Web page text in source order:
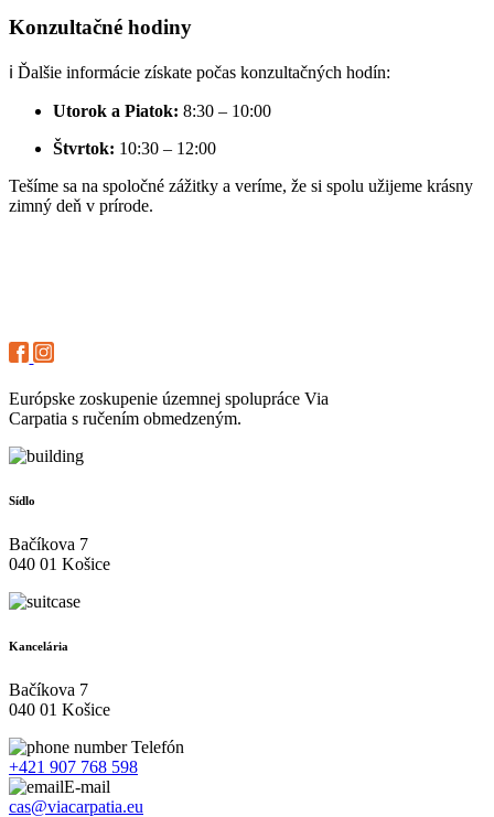
Konzultačné hodiny
ℹ Ďalšie informácie získate počas konzultačných hodín:
Utorok a Piatok: 8:30 – 10:00
Štvrtok: 10:30 – 12:00
Tešíme sa na spoločné zážitky a veríme, že si spolu užijeme krásny
zimný deň v prírode.
Európske zoskupenie územnej spolupráce Via
Carpatia s ručením obmedzeným.
Sídlo
Bačíkova 7
040 01 Košice
Kancelária
Bačíkova 7
040 01 Košice
Telefón
+421 907 768 598
E-mail
cas@viacarpatia.eu